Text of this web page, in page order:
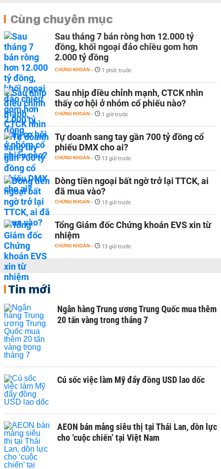
Cùng chuyên mục
Sau tháng 7 bán ròng hơn 12.000 tỷ
đồng, khối ngoại đảo chiều gom hơn
2.000 tỷ đồng
CHỨNG KHOÁN - 1 phút trước
Sau nhịp điều chỉnh mạnh, CTCK nhìn
thấy cơ hội ở nhóm cổ phiếu nào?
CHỨNG KHOÁN - 1 giờ trước
Tự doanh sang tay gần 700 tỷ đồng cổ
phiếu DMX cho ai?
CHỨNG KHOÁN - 13 giờ trước
Dòng tiền ngoại bất ngờ trở lại TTCK, ai
đã mua vào?
CHỨNG KHOÁN - 13 giờ trước
Tổng Giám đốc Chứng khoán EVS xin từ
nhiệm
CHỨNG KHOÁN - 13 giờ trước
Tin mới
Ngân hàng Trung ương Trung Quốc mua thêm
20 tấn vàng trong tháng 7
Cú sốc việc làm Mỹ đẩy đồng USD lao dốc
AEON bán mảng siêu thị tại Thái Lan, dồn lực
cho ‘cuộc chiến’ tại Việt Nam